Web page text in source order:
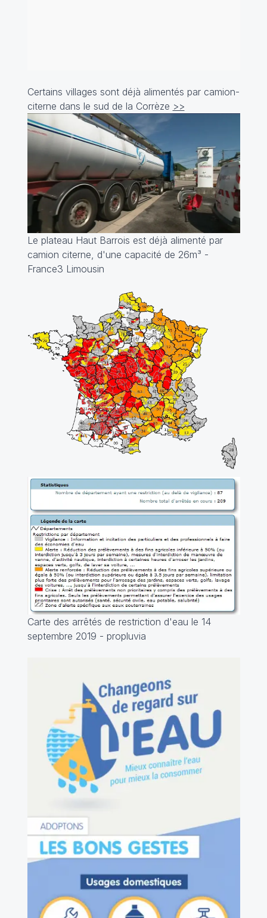
Certains villages sont déjà alimentés par camion-
citerne dans le sud de la Corrèze >>
Le plateau Haut Barrois est déjà alimenté par
camion citerne, d'une capacité de 26m³ -
France3 Limousin
Carte des arrêtés de restriction d'eau le 14
septembre 2019 - propluvia